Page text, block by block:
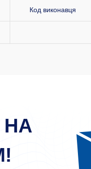
Код виконавця
НА